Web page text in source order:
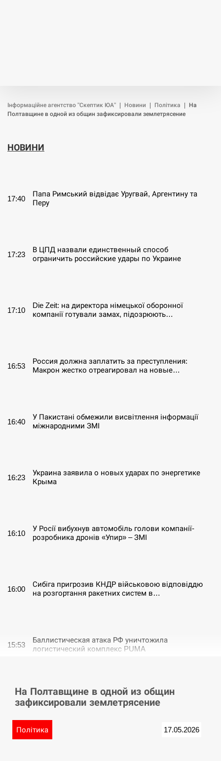
Інформаційне агентство "Скептик ЮА" Новини Політика
На
Полтавщине в одной из общин зафиксировали землетрясение
НОВИНИ
17:40
Папа Римський відвідає Уругвай, Аргентину та
Перу
17:23
В ЦПД назвали единственный способ
ограничить российские удары по Украине
17:10
Die Zeit: на директора німецької оборонної
компанії готували замах, підозрюють…
16:53
Россия должна заплатить за преступления:
Макрон жестко отреагировал на новые…
16:40
У Пакистані обмежили висвітлення інформації
міжнародними ЗМІ
16:23
Украина заявила о новых ударах по энергетике
Крыма
16:10
У Росії вибухнув автомобіль голови компанії-
розробника дронів «Упир» – ЗМІ
16:00
Сибіга пригрозив КНДР військовою відповіддю
на розгортання ракетних систем в…
15:53
Баллистическая атака РФ уничтожила
логистический комплекс PUMA
15:40
У Німеччині удар блискавки розділив навпіл
місто в Баварії
СЕРПЕНЬ
На Полтавщине в одной из общин
зафиксировали землетрясение
Політика 17.05.2026